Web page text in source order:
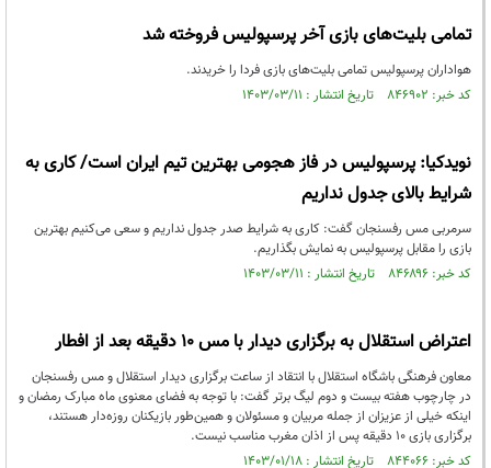
تمامی بلیت‌های بازی آخر پرسپولیس فروخته شد
هواداران پرسپولیس تمامی بلیت‌های بازی فردا را خریدند.
کد خبر: ۸۴۶۹۰۲ تاریخ انتشار : ۱۴۰۳/۰۳/۱۱
نویدکیا: پرسپولیس در فاز هجومی بهترین تیم ایران است/ کاری به
شرایط بالای جدول نداریم
سرمربی مس رفسنجان گفت: کاری به شرایط صدر جدول نداریم و سعی می‌کنیم بهترین
بازی را مقابل پرسپولیس به نمایش بگذاریم.
کد خبر: ۸۴۶۸۹۶ تاریخ انتشار : ۱۴۰۳/۰۳/۱۱
اعتراض استقلال به برگزاری دیدار با مس ۱۰ دقیقه بعد از افطار
معاون فرهنگی باشگاه استقلال با انتقاد از ساعت برگزاری دیدار استقلال و مس رفسنجان
در چارچوب هفته بیست و دوم لیگ برتر گفت: با توجه به فضای معنوی ماه مبارک رمضان و
اینکه خیلی از عزیزان از جمله مربیان و مسئولان و همین‌طور بازیکنان روزه‌دار هستند،
برگزاری بازی ۱۰ دقیقه پس از اذان مغرب مناسب نیست.
کد خبر: ۸۴۴۰۶۶ تاریخ انتشار : ۱۴۰۳/۰۱/۱۸